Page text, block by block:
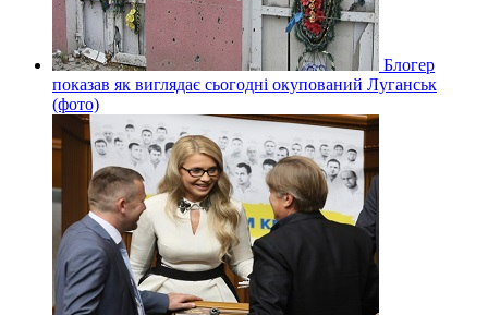
Блогер
показав як виглядає сьогодні окупований Луганськ
(фото)